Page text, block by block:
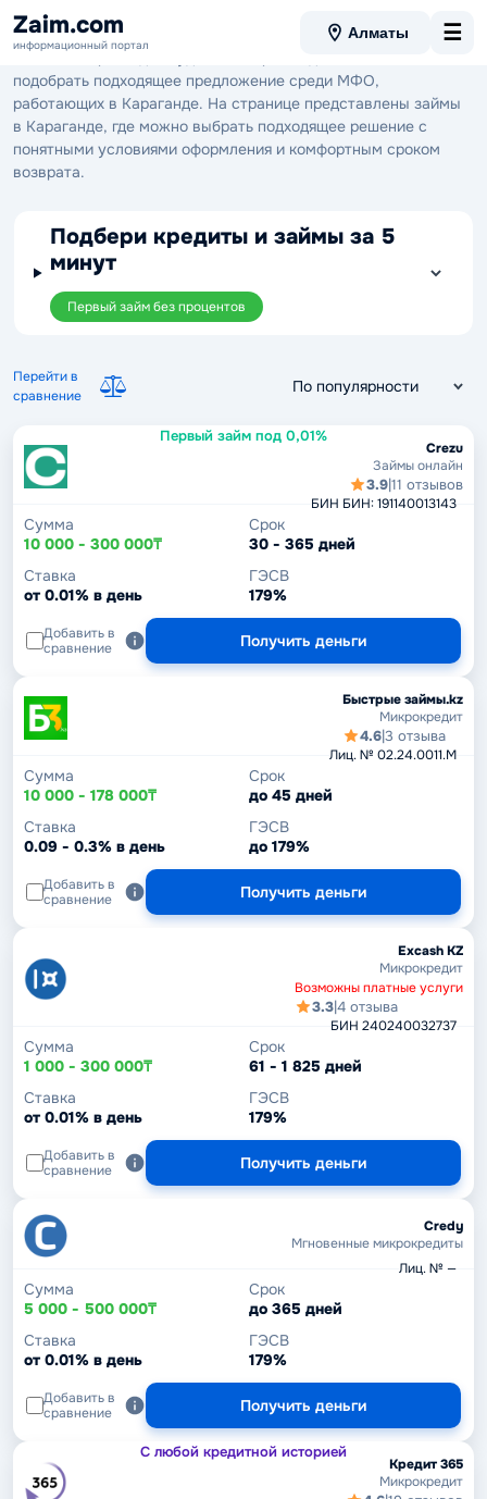
Zaim.com
информационный портал
Алматы ☰
Займы в Караганде
Займы в Караганде — удобный вариант для тех, кто хочет
подобрать подходящее предложение среди МФО,
работающих в Караганде. На странице представлены займы
в Караганде, где можно выбрать подходящее решение с
понятными условиями оформления и комфортным сроком
возврата.
Подбери кредиты и займы за 5
минут
Первый займ без процентов
Перейти в
сравнение
Первый займ под 0,01%
Crezu
Займы онлайн
БИН БИН: 191140013143
3.9|11 отзывов
Сумма
10 000 - 300 000₸
Срок
30 - 365 дней
Ставка
от 0.01% в день
ГЭСВ
179%
Добавить в
сравнение
Получить деньги
Быстрые займы.kz
Микрокредит
Лиц. № 02.24.0011.М
4.6|3 отзыва
Сумма
10 000 - 178 000₸
Срок
до 45 дней
Ставка
0.09 - 0.3% в день
ГЭСВ
до 179%
Добавить в
сравнение
Получить деньги
Excash KZ
Микрокредит
Возможны платные услуги
БИН 240240032737
3.3|4 отзыва
Сумма
1 000 - 300 000₸
Срок
61 - 1 825 дней
Ставка
от 0.01% в день
ГЭСВ
179%
Добавить в
сравнение
Получить деньги
Credy
Мгновенные микрокредиты
Лиц. № —
Сумма
5 000 - 500 000₸
Срок
до 365 дней
Ставка
от 0.01% в день
ГЭСВ
179%
Добавить в
сравнение
Получить деньги
С любой кредитной историей
Кредит 365
Микрокредит